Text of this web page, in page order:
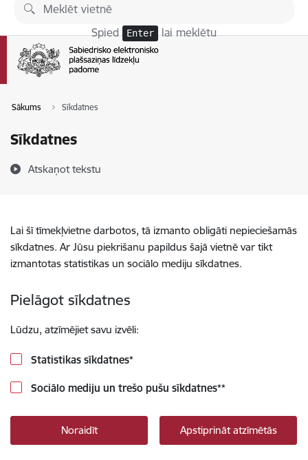
Pāriet uz lapas saturu
Spied Enter lai meklētu
Sākums Sīkdatnes
Sīkdatnes
Atskaņot tekstu
Lai šī tīmekļvietne darbotos, tā izmanto obligāti nepieciešamās
sīkdatnes. Ar Jūsu piekrišanu papildus šajā vietnē var tikt
izmantotas statistikas un sociālo mediju sīkdatnes.
Pielāgot sīkdatnes
Lūdzu, atzīmējiet savu izvēli:
Statistikas sīkdatnes*
Sociālo mediju un trešo pušu sīkdatnes**
Noraidīt Apstiprināt atzīmētās